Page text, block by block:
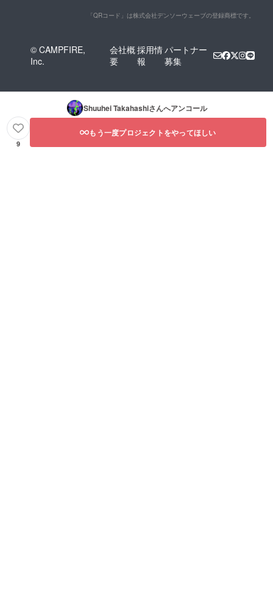
「QRコード」は株式会社デンソーウェーブの登録商標です。
© CAMPFIRE,
Inc.
会社概
要
採用情
報
パートナー
募集
Shuuhei Takahashiさんへアンコール
9
もう一度プロジェクトをやってほしい